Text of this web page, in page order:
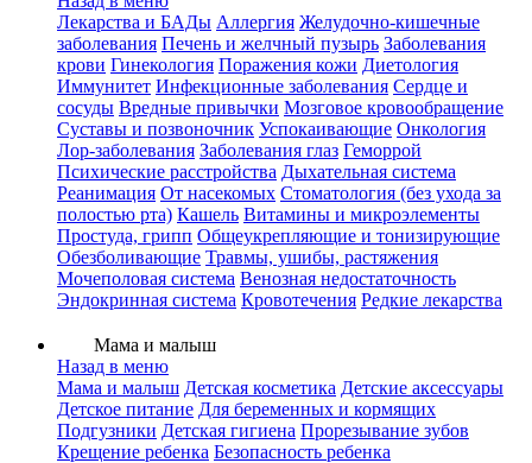
Лекарства и БАДы Аллергия Желудочно-кишечные
заболевания Печень и желчный пузырь Заболевания
крови Гинекология Поражения кожи Диетология
Иммунитет Инфекционные заболевания Сердце и
сосуды Вредные привычки Мозговое кровообращение
Суставы и позвоночник Успокаивающие Онкология
Лор-заболевания Заболевания глаз Геморрой
Психические расстройства Дыхательная система
Реанимация От насекомых Стоматология (без ухода за
полостью рта) Кашель Витамины и микроэлементы
Простуда, грипп Общеукрепляющие и тонизирующие
Обезболивающие Травмы, ушибы, растяжения
Мочеполовая система Венозная недостаточность
Эндокринная система Кровотечения Редкие лекарства
Мама и малыш
Назад в меню
Мама и малыш Детская косметика Детские аксессуары
Детское питание Для беременных и кормящих
Подгузники Детская гигиена Прорезывание зубов
Крещение ребенка Безопасность ребенка